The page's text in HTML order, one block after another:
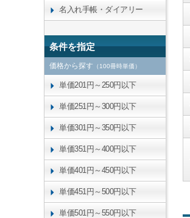
名入れ手帳・ダイアリー
条件を指定
価格から探す （100冊時単価）
単価201円～250円以下
単価251円～300円以下
単価301円～350円以下
単価351円～400円以下
単価401円～450円以下
単価451円～500円以下
単価501円～550円以下